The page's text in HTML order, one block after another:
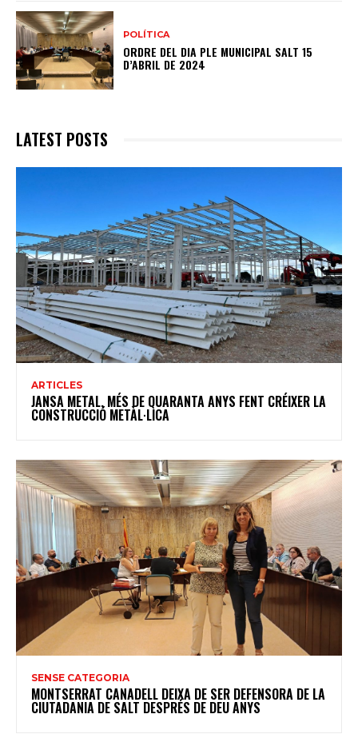
POLÍTICA
ORDRE DEL DIA PLE MUNICIPAL SALT 15
D’ABRIL DE 2024
LATEST POSTS
ARTICLES
JANSA METAL, MÉS DE QUARANTA ANYS FENT CRÉIXER LA
CONSTRUCCIÓ METÀL·LICA
SENSE CATEGORIA
MONTSERRAT CANADELL DEIXA DE SER DEFENSORA DE LA
CIUTADANIA DE SALT DESPRÉS DE DEU ANYS